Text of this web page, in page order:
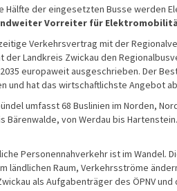
Hälfte der eingesetzten Busse werden
Vorreiter für
Verkehrsvertrag mit der
der Landkreis Zwickau den
europaweit ausgeschrieben. Der
und hat das wirtschaftlichste Angebot
umfasst 68 Buslinien im Norden,
Bärenwalde, von Werdau bis
Personennahverkehr ist im Wandel.
ländlichen Raum, Verkehrsströme
als Aufgabenträger des ÖPNV